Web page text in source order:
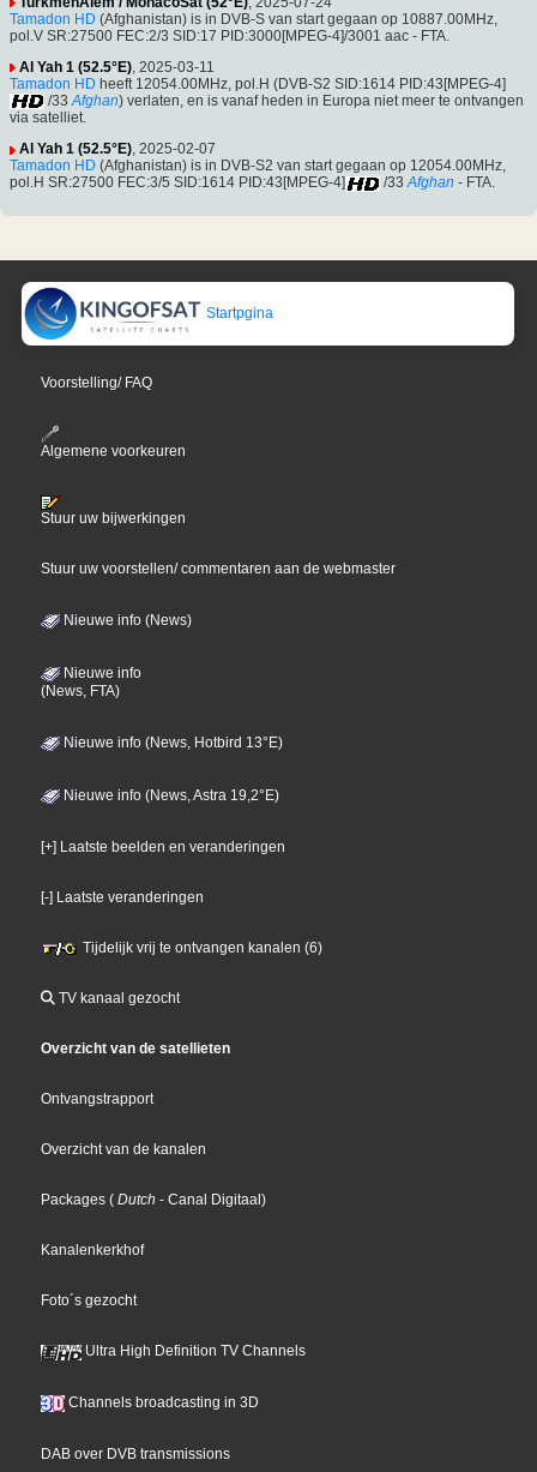
Tamadon HD (Afghanistan) is in DVB-S van start gegaan op 10887.00MHz,
pol.V SR:27500 FEC:2/3 SID:17 PID:3000[MPEG-4]/3001 aac - FTA.
Al Yah 1 (52.5°E), 2025-03-11
Tamadon HD heeft 12054.00MHz, pol.H (DVB-S2 SID:1614 PID:43[MPEG-4]
/33 Afghan) verlaten, en is vanaf heden in Europa niet meer te ontvangen
via satelliet.
Al Yah 1 (52.5°E), 2025-02-07
Tamadon HD (Afghanistan) is in DVB-S2 van start gegaan op 12054.00MHz,
pol.H SR:27500 FEC:3/5 SID:1614 PID:43[MPEG-4]
/33 Afghan - FTA.
Startpgina
Voorstelling/ FAQ
Algemene voorkeuren
Stuur uw bijwerkingen
Stuur uw voorstellen/ commentaren aan de webmaster
Nieuwe info (News)
Nieuwe info
(News, FTA)
Nieuwe info (News, Hotbird 13°E)
Nieuwe info (News, Astra 19,2°E)
[+] Laatste beelden en veranderingen
[-] Laatste veranderingen
Tijdelijk vrij te ontvangen kanalen (6)
TV kanaal gezocht
Overzicht van de satellieten
Ontvangstrapport
Overzicht van de kanalen
Packages ( Dutch - Canal Digitaal)
Kanalenkerkhof
Foto´s gezocht
Ultra High Definition TV Channels
Channels broadcasting in 3D
DAB over DVB transmissions